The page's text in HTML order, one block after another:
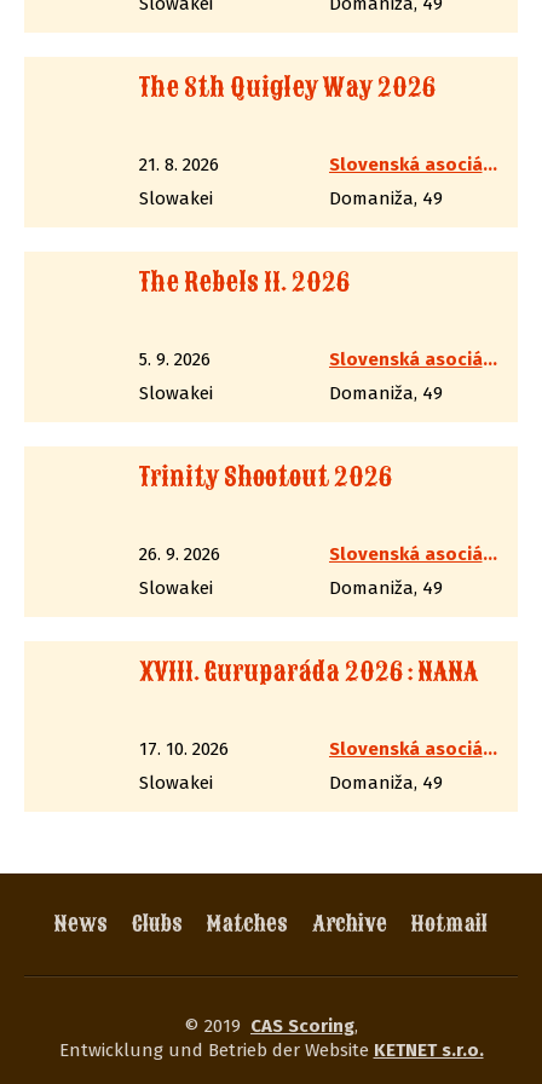
The 8th Quigley Way 2026
21. 8. 2026
Slovenská asociácia westernovej streľby
Slowakei
Domaniža, 49
The Rebels II. 2026
5. 9. 2026
Slovenská asociácia westernovej streľby
Slowakei
Domaniža, 49
Trinity Shootout 2026
26. 9. 2026
Slovenská asociácia westernovej streľby
Slowakei
Domaniža, 49
XVIII. Guruparáda 2026 : NANA
17. 10. 2026
Slovenská asociácia westernovej streľby
Slowakei
Domaniža, 49
News Clubs Matches Archive Hotmail
© 2019 CAS Scoring,
Entwicklung und Betrieb der Website KETNET s.r.o.